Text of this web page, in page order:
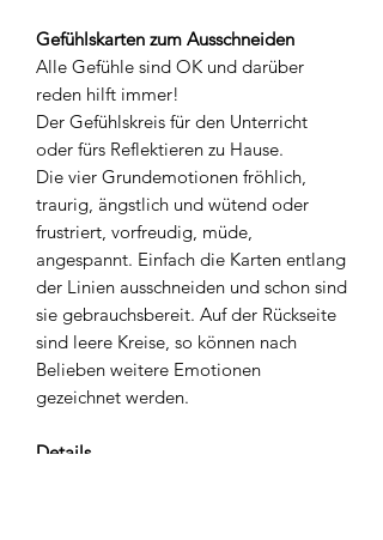
Gefühlskarten zum Ausschneiden
Alle Gefühle sind OK und darüber
reden hilft immer!
Der Gefühlskreis für den Unterricht
oder fürs Reflektieren zu Hause.
Die vier Grundemotionen fröhlich,
traurig, ängstlich und wütend oder
frustriert, vorfreudig, müde,
angespannt. Einfach die Karten entlang
der Linien ausschneiden und schon sind
sie gebrauchsbereit. Auf der Rückseite
sind leere Kreise, so können nach
Belieben weitere Emotionen
gezeichnet werden.
Details